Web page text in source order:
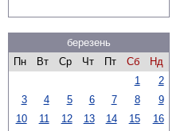
березень
Пн
Вт Ср Чт Пт Сб
Нд
1
2
3
4 5 6 7 8
9
10
11 12 13 14 15
16